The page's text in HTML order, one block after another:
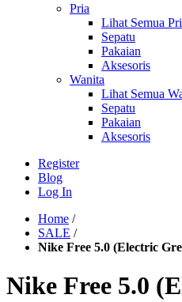
Pria
Lihat Semua
Sepatu
Pakaian
Aksesoris
Wanita
Lihat Semua
Sepatu
Pakaian
Aksesoris
Register
Blog
Log In
Home /
SALE /
Nike Free 5.0 (Electric
Nike Free 5.0